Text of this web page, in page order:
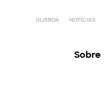
ULISBOA NOTÍCIAS
Sobre